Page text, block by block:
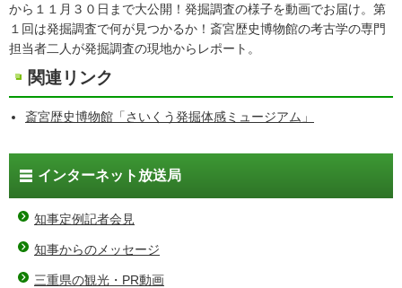
から１１月３０日まで大公開！発掘調査の様子を動画でお届け。第
１回は発掘調査で何が見つかるか！斎宮歴史博物館の考古学の専門
担当者二人が発掘調査の現地からレポート。
関連リンク
斎宮歴史博物館「さいくう発掘体感ミュージアム」
インターネット放送局
知事定例記者会見
知事からのメッセージ
三重県の観光・PR動画